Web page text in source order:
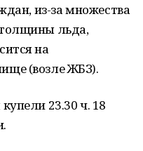
из-за множества
льда,
на
(возле ЖБЗ).
23.30 ч. 18